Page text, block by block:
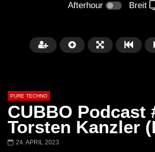
Afterhour Breit
PURE TECHNO
CUBBO Podcast
Torsten Kanzler
24. APRIL 2023